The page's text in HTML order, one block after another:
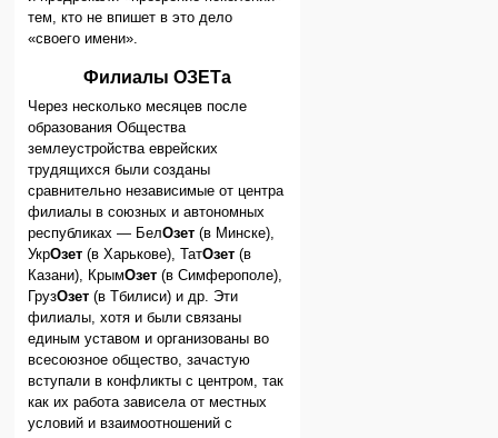
тем, кто не впишет в это дело
«своего имени».
Филиалы ОЗЕТа
Через несколько месяцев после
образования Общества
землеустройства еврейских
трудящихся были созданы
сравнительно независимые от центра
филиалы в союзных и автономных
республиках — БелОзет (в Минске),
УкрОзет (в Харькове), ТатОзет (в
Казани), КрымОзет (в Симферополе),
ГрузОзет (в Тбилиси) и др. Эти
филиалы, хотя и были связаны
единым уставом и организованы во
всесоюзное общество, зачастую
вступали в конфликты с центром, так
как их работа зависела от местных
условий и взаимоотношений с